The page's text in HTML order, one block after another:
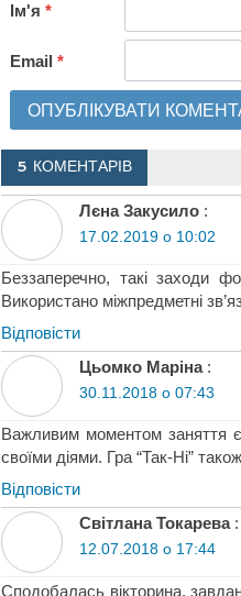
Ім'я *
Email *
5 КОМЕНТАРІВ
Лєна Закусило :
17.02.2019 о 10:02
Беззаперечно, такі заходи
Використано міжпредметні
Відповіcти
Цьомко Маріна :
30.11.2018 о 07:43
Важливим моментом заняття
своїми діями. Гра “Так-Ні”
Відповіcти
Світлана Токарева :
12.07.2018 о 17:44
Сподобалась вікторина,